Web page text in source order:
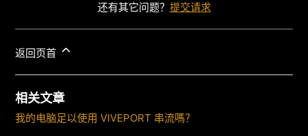
还有其它问题？ 提交请求
返回页首
相关文章
我的电脑足以使用 VIVEPORT 串流嗎？